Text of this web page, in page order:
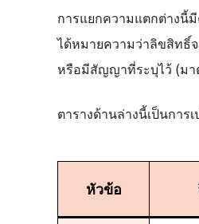
การแยกความแตกต่างนี้
ได้หมายความว่าลิขสิทธิ์
หรือมีสัญญาที่ระบุไว้ (ม
ตารางด้านล่างนี้เป็นกา
หัวข้อ